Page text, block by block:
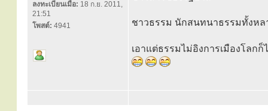
ลงทะเบียนเมื่อ: 18 ก.ย. 2011,
21:51
โพสต์: 4941 ชาวธรรม นักสนทนาธรรมทั้งหล
เอาแต่ธรรมไม่อิงการเมืองโลก